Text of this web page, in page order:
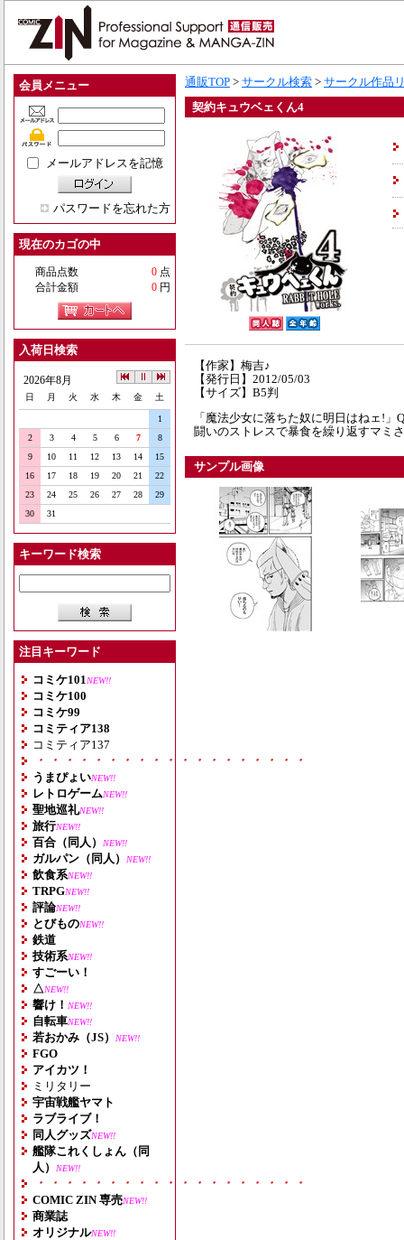
会員メニュー
メールアドレスを記憶
パスワードを忘れた方
現在のカゴの中
商品点数 0 点
合計金額
0 円
入荷日検索
2026年8月
日 月 火 水 木 金 土
1
2
3 4 5 6 7
8
9
10 11 12 13 14
15
16
17 18 19 20 21
22
23
24 25 26 27 28
29
30
31
キーワード検索
注目キーワード
コミケ101 NEW!!
コミケ100
コミケ99
コミティア138
コミティア137
・・・・・・・・・・・・・・・・・・・
うまぴょいNEW!!
レトロゲームNEW!!
聖地巡礼NEW!!
旅行NEW!!
百合（同人） NEW!!
ガルパン（同人） NEW!!
飲食系NEW!!
TRPGNEW!!
評論NEW!!
とびものNEW!!
鉄道
技術系NEW!!
すごーい！
△NEW!!
響け！ NEW!!
自転車NEW!!
若おかみ（JS） NEW!!
FGO
アイカツ！
ミリタリー
宇宙戦艦ヤマト
ラブライブ！
同人グッズNEW!!
艦隊これくしょん（同
人）
NEW!!
・・・・・・・・・・・・・・・・・・・
COMIC ZIN 専売NEW!!
商業誌
オリジナルNEW!!
通販TOP > サークル検索 > サークル作品
契約キュウベェくん4
【作家】梅吉♪
【発行日】2012/05/03
【サイズ】B5判
「魔法少女に落ちた奴に明日はねェ!
闘いのストレスで暴食を繰り返すマミ
サンプル画像